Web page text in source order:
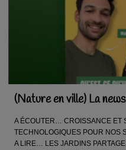
(Nature en ville) La
A ÉCOUTER… CROISSANCE ET
TECHNOLOGIQUES POUR NOS
A LIRE… LES JARDINS